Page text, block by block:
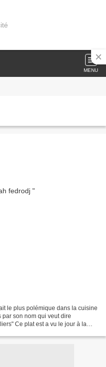
MENU
le plus polémique dans la cuisine
son nom qui veut dire
Ce plat est a vu le jour à la